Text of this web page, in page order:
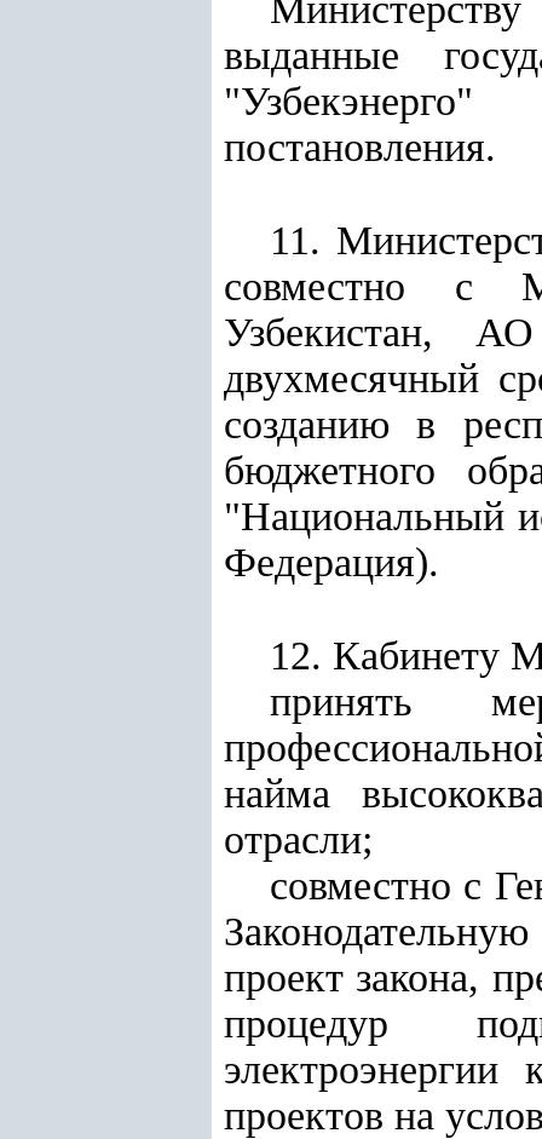
выданные
постановления.
11.
совместно с
Узбекистан,
двухмесячный
созданию в
бюджетного
"Национальный
Федерация).
12. Кабинету
принять
найма
отрасли;
совместно с
проект закона,
процедур
проектов на